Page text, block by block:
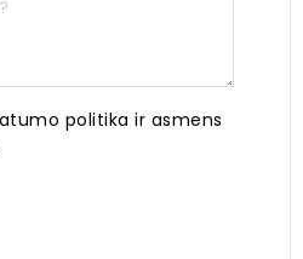
politika ir asmens